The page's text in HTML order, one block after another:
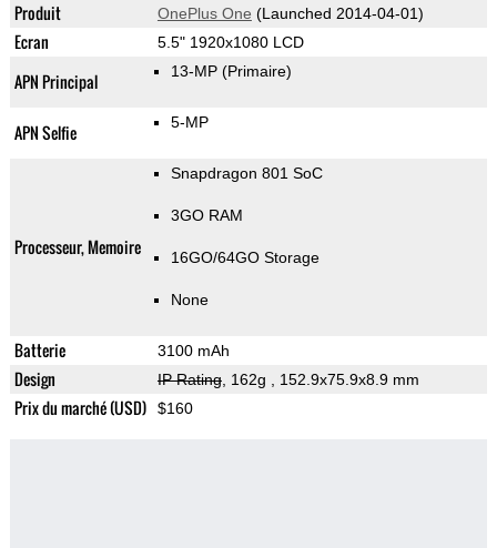
Produit OnePlus One (Launched 2014-04-01)
Ecran 5.5" 1920x1080 LCD
APN Principal 13-MP (Primaire)
APN Selfie 5-MP
Processeur, Memoire
Snapdragon 801 SoC
3GO RAM
16GO/64GO Storage
None
Batterie 3100 mAh
Design IP Rating, 162g , 152.9x75.9x8.9 mm
Prix du marché (USD) $160